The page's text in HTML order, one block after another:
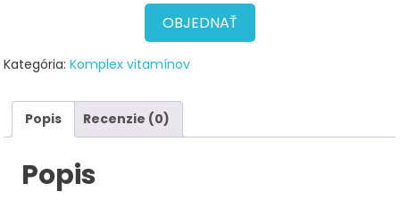
OBJEDNAŤ
Kategória:Komplex vitamínov
Popis Recenzie (0)
Popis